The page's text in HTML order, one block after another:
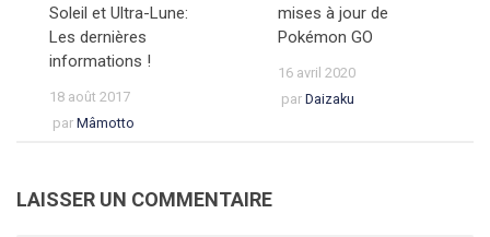
Soleil et Ultra-Lune:
Les dernières
informations !
18 août 2017
par Mâmotto
mises à jour de
Pokémon GO
16 avril 2020
par Daizaku
LAISSER UN COMMENTAIRE